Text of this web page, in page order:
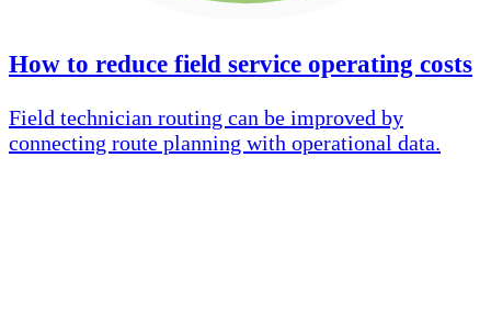
How to reduce field service operating costs
Field technician routing can be improved by
connecting route planning with operational data.